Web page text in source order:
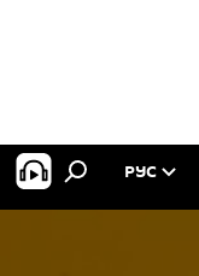
РУС